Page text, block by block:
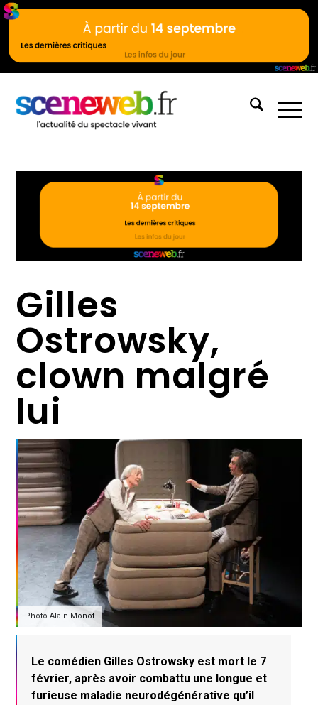
Gilles
Ostrowsky,
clown malgré
lui
Photo Alain Monot
Le comédien Gilles Ostrowsky est mort le 7
février, après avoir combattu une longue et
furieuse maladie neurodégénérative qu’il